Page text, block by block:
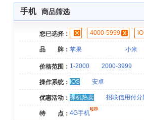
手机 商品筛选
您已选择： 4000-5999
品 牌： 苹果 小米
价格范围： 1-2000 2000-3999
操作系统： iOS 安卓
优惠活动： 裸机热卖 招联信用付分
特 点： 4G手机